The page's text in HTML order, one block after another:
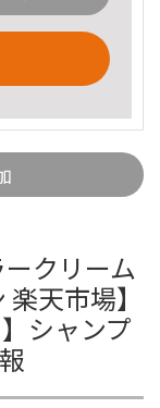
クリーム
天市場】
シャンプ